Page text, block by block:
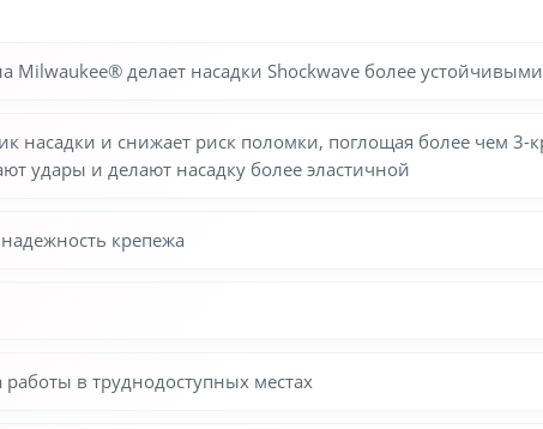
Milwaukee® делает насадки Shockwave более
насадки и снижает риск поломки, поглощая более чем
удары и делают насадку более эластичной
крепежа
в труднодоступных местах